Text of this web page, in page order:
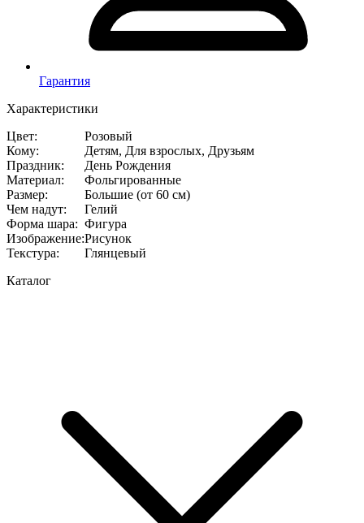
Гарантия
Характеристики
Цвет:
Розовый
Кому:
Детям, Для взрослых, Друзьям
Праздник:
День Рождения
Материал:
Фольгированные
Размер:
Большие (от 60 см)
Чем надут:
Гелий
Форма шара: Фигура
Изображение:Рисунок
Текстура:
Глянцевый
Каталог